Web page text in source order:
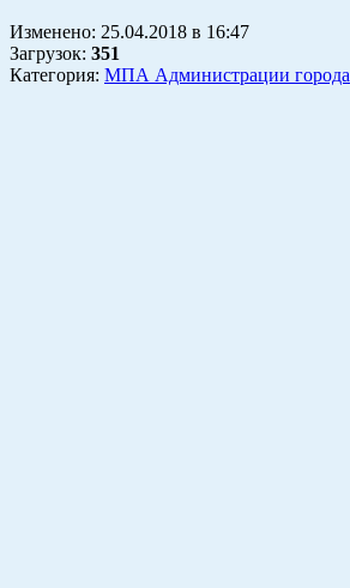
Изменено: 25.04.2018 в 16:47
Загрузок: 351
Категория: МПА Администрации города